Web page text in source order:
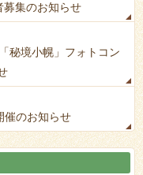
募集のお知らせ
秘境小幌」フォトコン
のお知らせ